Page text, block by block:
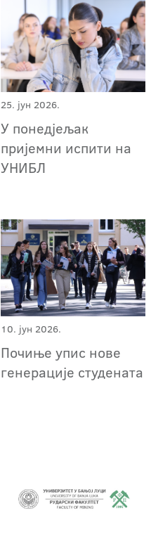
25. јун 2026.
У понедјељак
пријемни испити на
УНИБЛ
10. јун 2026.
Почиње упис нове
генерације студената